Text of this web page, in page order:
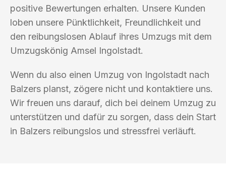
positive Bewertungen erhalten. Unsere Kunden
loben unsere Pünktlichkeit, Freundlichkeit und
den reibungslosen Ablauf ihres Umzugs mit dem
Umzugskönig Amsel Ingolstadt.
Wenn du also einen Umzug von Ingolstadt nach
Balzers planst, zögere nicht und kontaktiere uns.
Wir freuen uns darauf, dich bei deinem Umzug zu
unterstützen und dafür zu sorgen, dass dein Start
in Balzers reibungslos und stressfrei verläuft.